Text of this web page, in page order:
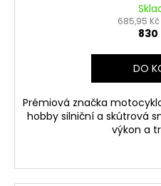
685,95 Kč
830
DO
Prémiová značka
hobby silniční a skútrová
výkon a